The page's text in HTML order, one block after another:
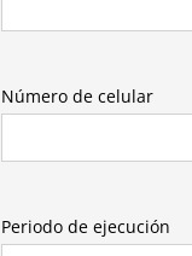
Número de celular
Periodo de ejecución